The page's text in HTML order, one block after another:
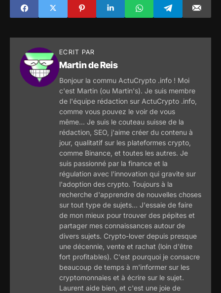
ECRIT PAR
Martin de Reis
Bonjour la commu ActuCrypto .info ! Moi
c'est Martin (ou Martin's). Je suis membre
de l'équipe rédaction sur ActuCrypto .info,
comme vous pouvez le voir de vous
même... Je suis le couteau suisse de la
rédaction, SEO, j'aime créer du contenu à
jour, qualitatif sur les plateformes crypto,
comme Binance, et toutes les autres. Je
suis passionné par la finance et la
régulation avec l'innovation qui gravite sur
l'adoption des crypto. Toujours à la
recherche d'apprendre de nouvelles choses
sur tout type de sujets... J'essaie de faire
de mon mieux pour trouver des pépites et
partager mes connaissances autour de
divers sujets. Crypto-lover depuis presque
une décennie, vente et rachat (loin d'être
fort profitables). C'est pourquoi je consacre
beaucoup de temps à m'informer sur les
cryptomonnaies et à écrire sur le sujet.
Laurent aide bien, et c'est une joie de